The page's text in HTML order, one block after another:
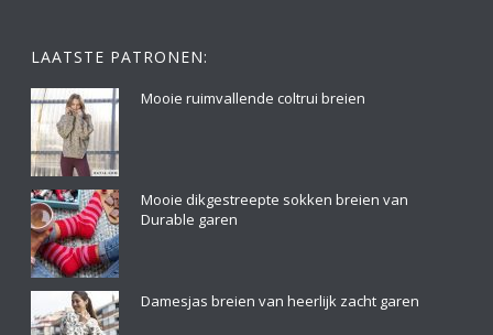
LAATSTE PATRONEN:
Mooie ruimvallende coltrui breien
Mooie dikgestreepte sokken breien van
Durable garen
Damesjas breien van heerlijk zacht garen